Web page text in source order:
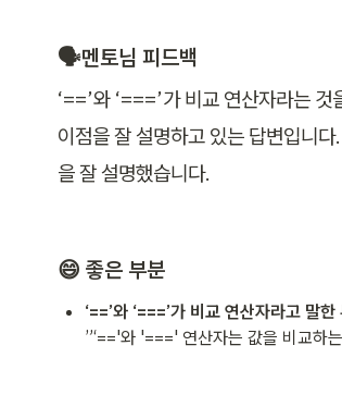
🗣️멘토님 피드백
‘==’와 ‘===’가 비교 연산자라는
이점을 잘 설명하고 있는 답변입니
을 잘 설명했습니다.
😄 좋은 부분
‘==’와 ‘===’가 비교 연산자라고 말한
”‘=='와 '===' 연산자는 값을 비교하